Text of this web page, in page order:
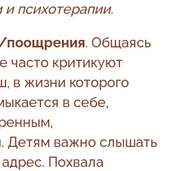
и психотерапии.
поощрения. Общаясь
часто критикуют
в жизни которого
в себе,
Детям важно слышать
Похвала